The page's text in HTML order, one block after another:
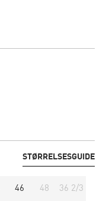
STØRRELSESGUIDE
46 48 36 2/3